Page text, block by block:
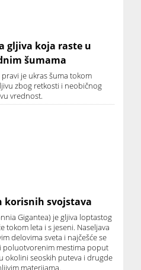
gljiva koja raste u
šumama
je ukras šuma tokom
zbog retkosti i neobičnog
vrednost.
korisnih svojstava
Gigantea) je gljiva loptastog
tokom leta i s jeseni. Naseljava
delovima sveta i najčešće se
poluotvorenim mestima poput
okolini seoskih puteva i drugde
materijama.